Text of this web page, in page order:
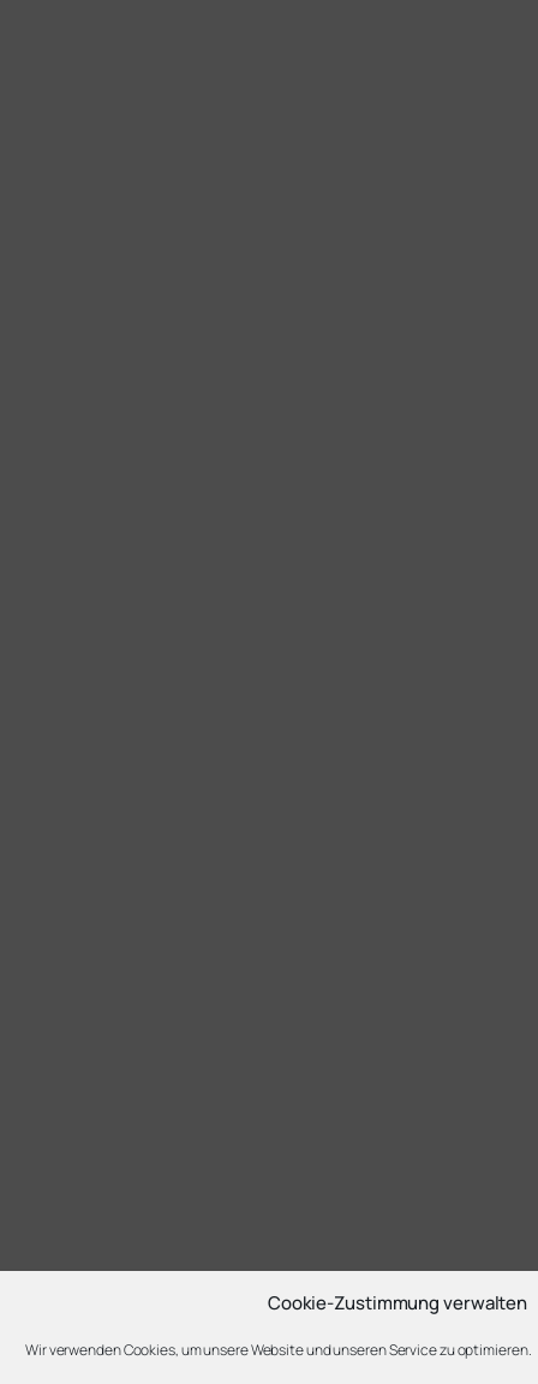
Cookie-Zustimmung verwalten
Wir verwenden Cookies, um unsere Website und unseren Service zu optimieren.